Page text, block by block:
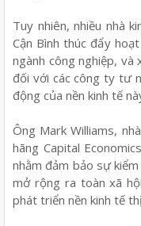
Tuy nhiên, nhiều nhà
Cận Bình thúc đẩy
ngành công nghiệp,
đối với các công ty tư
động của nền kinh tế
Ông Mark Williams,
hãng Capital
nhằm đảm bảo sự
mở rộng ra toàn xã
phát triển nền kinh tế